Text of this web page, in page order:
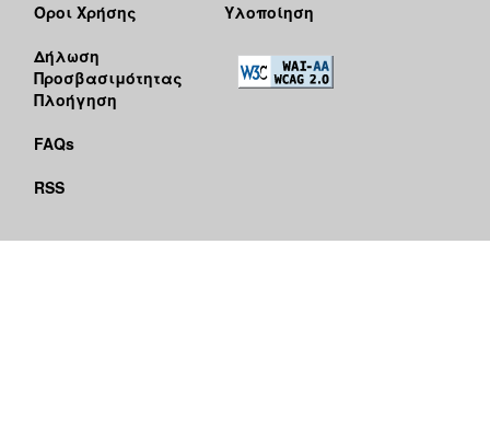
Όροι Χρήσης
Δήλωση
Προσβασιμότητας
Πλοήγηση
FAQs
RSS
Υλοποίηση